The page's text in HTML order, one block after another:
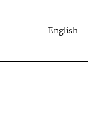
English